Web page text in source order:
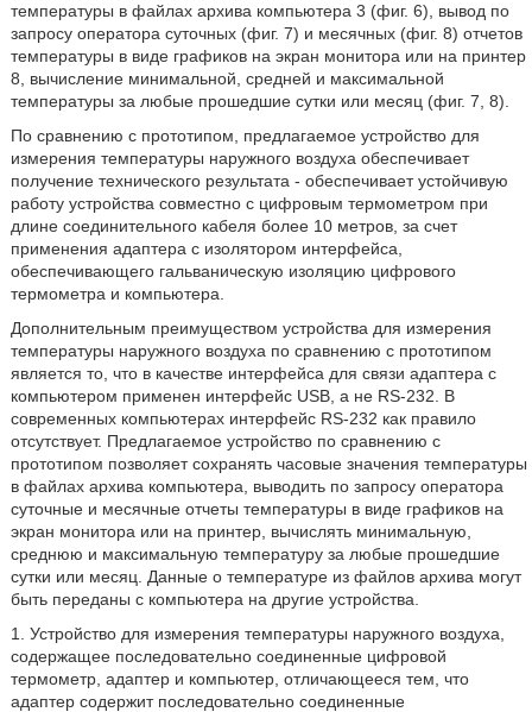
температуры в файлах архива компьютера 3 (фиг. 6), вывод по
запросу оператора суточных (фиг. 7) и месячных (фиг. 8) отчетов
температуры в виде графиков на экран монитора или на принтер
8, вычисление минимальной, средней и максимальной
температуры за любые прошедшие сутки или месяц (фиг. 7, 8).
По сравнению с прототипом, предлагаемое устройство для
измерения температуры наружного воздуха обеспечивает
получение технического результата - обеспечивает устойчивую
работу устройства совместно с цифровым термометром при
длине соединительного кабеля более 10 метров, за счет
применения адаптера с изолятором интерфейса,
обеспечивающего гальваническую изоляцию цифрового
термометра и компьютера.
Дополнительным преимуществом устройства для измерения
температуры наружного воздуха по сравнению с прототипом
является то, что в качестве интерфейса для связи адаптера с
компьютером применен интерфейс USB, а не RS-232. В
современных компьютерах интерфейс RS-232 как правило
отсутствует. Предлагаемое устройство по сравнению с
прототипом позволяет сохранять часовые значения температуры
в файлах архива компьютера, выводить по запросу оператора
суточные и месячные отчеты температуры в виде графиков на
экран монитора или на принтер, вычислять минимальную,
среднюю и максимальную температуру за любые прошедшие
сутки или месяц. Данные о температуре из файлов архива могут
быть переданы с компьютера на другие устройства.
1. Устройство для измерения температуры наружного воздуха,
содержащее последовательно соединенные цифровой
термометр, адаптер и компьютер, отличающееся тем, что
адаптер содержит последовательно соединенные